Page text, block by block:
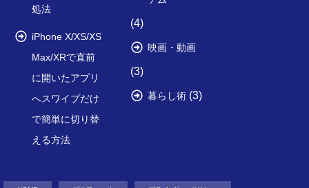
処法
iPhone X/XS/XS
Max/XRで直前
に開いたアプリ
へスワイプだけ
で簡単に切り替
える方法
(4)
映画・動画
(3)
暮らし術(3)